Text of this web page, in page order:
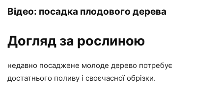
Відео: посадка плодового дерева
Догляд за рослиною
недавно посаджене молоде дерево потребує
достатнього поливу і своєчасної обрізки.